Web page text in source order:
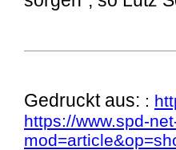
Gedruckt aus: :
https://www.spd-